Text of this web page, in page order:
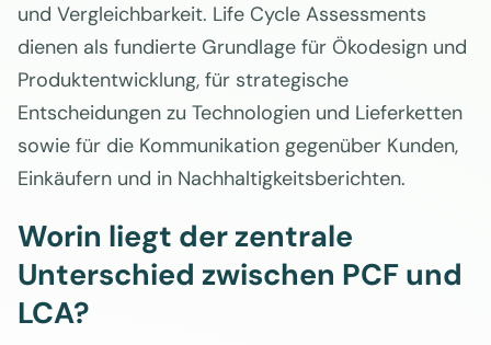
und Vergleichbarkeit. Life Cycle Assessments
dienen als fundierte Grundlage für Ökodesign und
Produktentwicklung, für strategische
Entscheidungen zu Technologien und Lieferketten
sowie für die Kommunikation gegenüber Kunden,
Einkäufern und in Nachhaltigkeitsberichten.
Worin liegt der zentrale
Unterschied zwischen PCF und
LCA?